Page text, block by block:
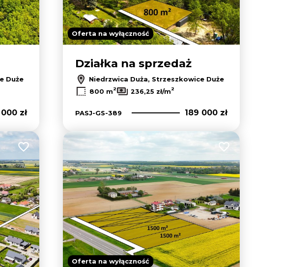
Duże
zł
Oferta na wyłączność
Działka na sprzedaż
Niedrzwica Duża, Strzeszkowice Duże
800 m2 236,25 zł/m2
PASJ-GS-389 189 000 zł
Dodaj do ulubionych
Oferta na wyłączność
Dodaj do